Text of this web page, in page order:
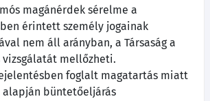
magánérdek sérelme a
érintett személy jogainak
nem áll arányban, a Társaság a
mellőzheti.
foglalt magatartás miatt
alapján büntetőeljárás